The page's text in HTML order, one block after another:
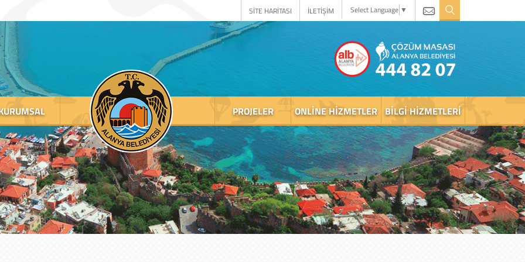
SİTE HARİTASI İLETİŞİM Select Language ▼
PROJELER ONLINE HIZMETLER BILGI HIZMETLERI